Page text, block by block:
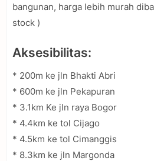
bangunan, harga lebih murah
stock )
Aksesibilitas:
* 200m ke jln Bhakti Abri
* 600m ke jln Pekapuran
* 3.1km Ke jln raya Bogor
* 4.4km ke tol Cijago
* 4.5km ke tol Cimanggis
* 8.3km ke jln Margonda